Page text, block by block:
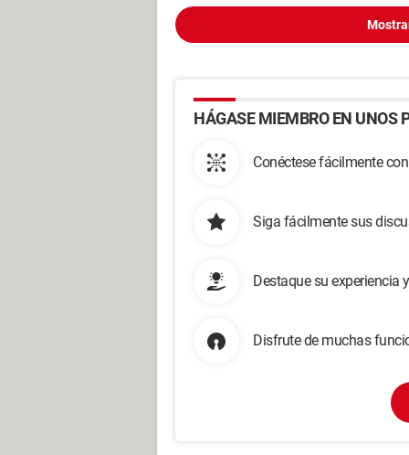
HÁGASE MIEMBRO EN UNOS
Conéctese fácilmente
Siga fácilmente sus
Destaque su experiencia
Disfrute de muchas